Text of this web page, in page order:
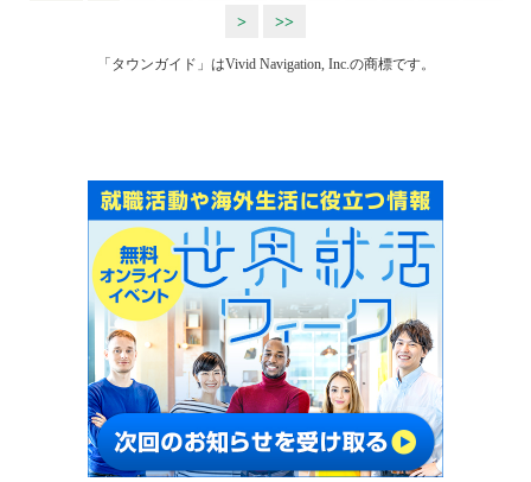
>
>>
「タウンガイド」はVivid Navigation, Inc.の商標です。